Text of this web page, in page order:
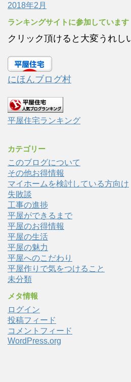
2018年2月
ランキングサイトに参加しています
クリック頂けると大変うれし
にほんブログ村
平屋住宅ランキング
カテゴリー
このブログについて
その他お得情報
マイホームを検討している方向け
失敗談
工事の進捗
平屋ができるまで
平屋のお得情報
平屋の生活
平屋の魅力
平屋へのこだわり
平屋作りで気をつけること
未分類
メタ情報
ログイン
投稿フィード
コメントフィード
WordPress.org